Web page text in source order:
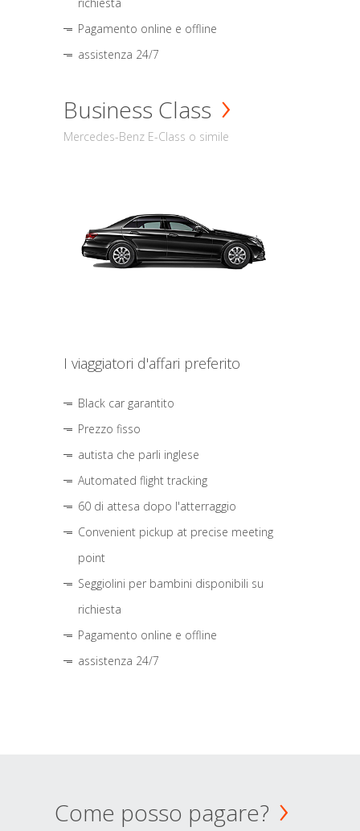
Pagamento online e offline
assistenza 24/7
Business Class
Mercedes-Benz E-Class o simile
I viaggiatori d'affari preferito
Black car garantito
Prezzo fisso
autista che parli inglese
Automated flight tracking
60 di attesa dopo l'atterraggio
Convenient pickup at precise meeting
point
Seggiolini per bambini disponibili su
richiesta
Pagamento online e offline
assistenza 24/7
Come posso pagare?